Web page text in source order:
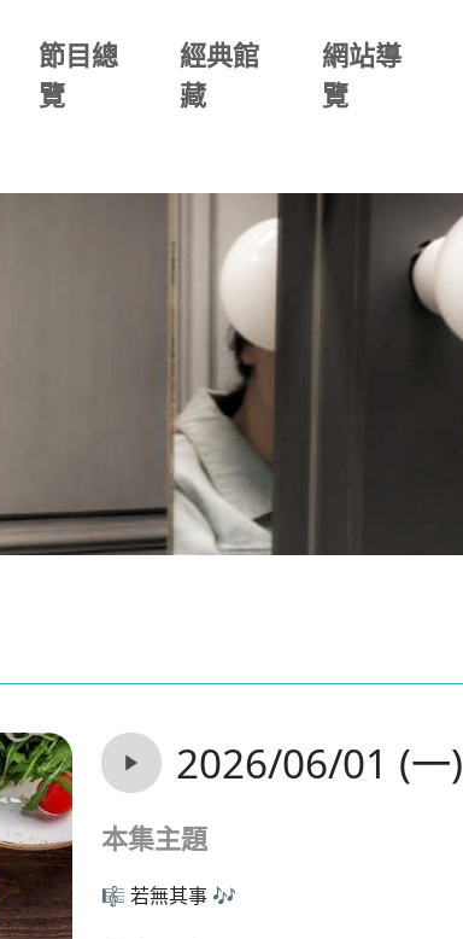
節目總
覽
經典館
藏
網站導
覽
2026/06/01 (一)
本集主題
🎼 若無其事 🎶